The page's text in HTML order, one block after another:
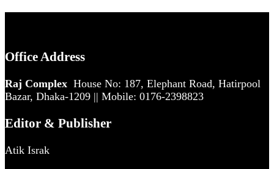
Office Address
Raj Complex House No: 187, Elephant Road, Hatirpool
Bazar, Dhaka-1209 || Mobile: 0176-2398823
Editor & Publisher
Atik Israk